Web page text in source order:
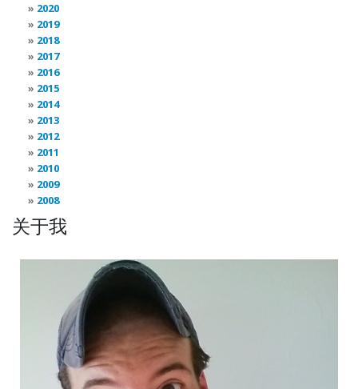
2020
2019
2018
2017
2016
2015
2014
2013
2012
2011
2010
2009
2008
关于我